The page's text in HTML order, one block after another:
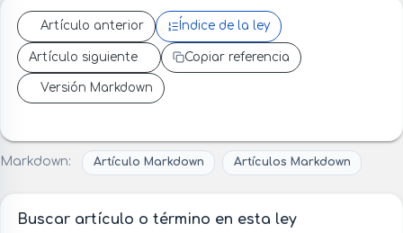
Artículo anterior Índice de la ley
Artículo siguiente Copiar referencia
Versión Markdown
Markdown: Artículo Markdown Artículos Markdown
Buscar artículo o término en esta ley